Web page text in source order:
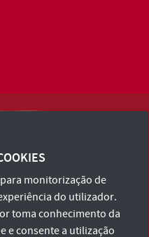
e Política de Privacidade
monitorização de
do utilizador.
toma conhecimento da
e consente a utilização